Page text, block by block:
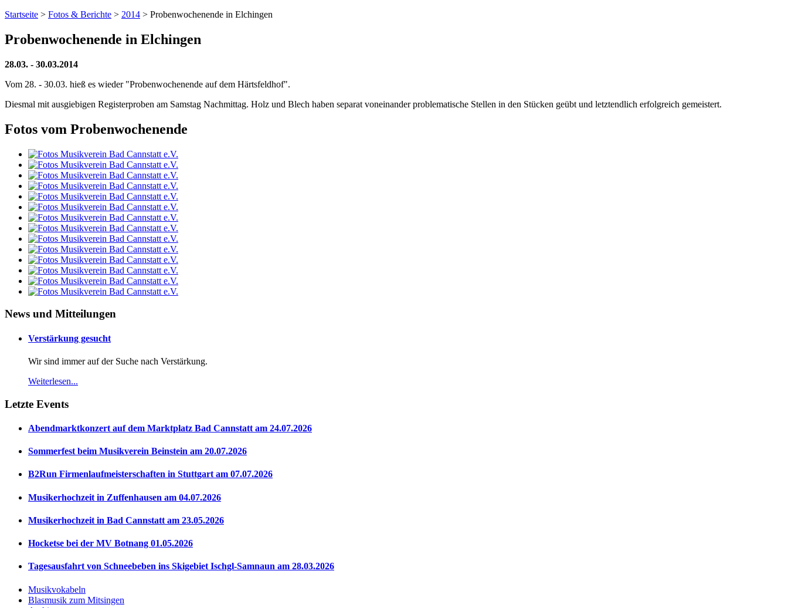
Startseite > Fotos & Berichte > 2014 > Probenwochenende in Elchingen
Probenwochenende in Elchingen
28.03. - 30.03.2014
Vom 28. - 30.03. hieß es wieder "Probenwochenende auf dem Härtsfeldhof".
Diesmal mit ausgiebigen Registerproben am Samstag Nachmittag. Holz und Blech haben separat voneinander problematische Stellen in den Stücken geübt und letztendlich erfolgreich gemeistert.
Fotos vom Probenwochenende
News und Mitteilungen
Verstärkung gesucht
Wir sind immer auf der Suche nach Verstärkung.
Weiterlesen...
Letzte Events
Abendmarktkonzert auf dem Marktplatz Bad Cannstatt am 24.07.2026
Sommerfest beim Musikverein Beinstein am 20.07.2026
B2Run Firmenlaufmeisterschaften in Stuttgart am 07.07.2026
Musikerhochzeit in Zuffenhausen am 04.07.2026
Musikerhochzeit in Bad Cannstatt am 23.05.2026
Hocketse bei der MV Botnang 01.05.2026
Tagesausfahrt von Schneebeben ins Skigebiet Ischgl-Samnaun am 28.03.2026
Musikvokabeln
Blasmusik zum Mitsingen